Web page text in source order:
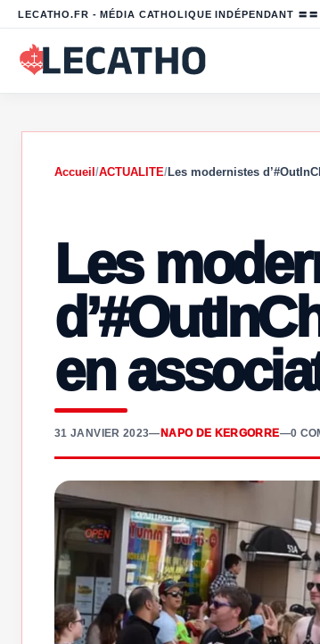
LECATHO.FR - MÉDIA CATHOLIQUE INDÉPENDANT 〓〓
Accueil /ACTUALITE/Les modernistes
Les
en
31 JANVIER 2023— NAPO DE KERGORRE—0